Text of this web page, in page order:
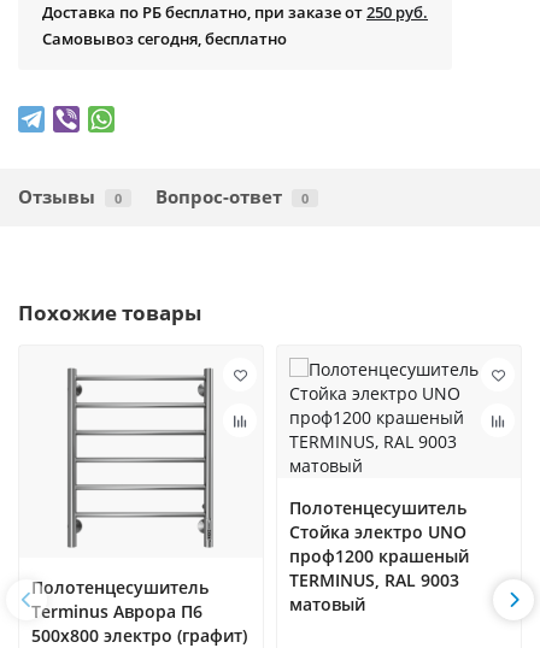
Доставка по РБ бесплатно, при заказе от250 руб.
Самовывоз сегодня, бесплатно
Отзывы 0 Вопрос-ответ 0
Похожие товары
Полотенцесушитель
Terminus Аврора П6
500х800 электро (графит)
Полотенцесушитель
Стойка электро UNO
проф1200 крашеный
TERMINUS, RAL 9003
матовый